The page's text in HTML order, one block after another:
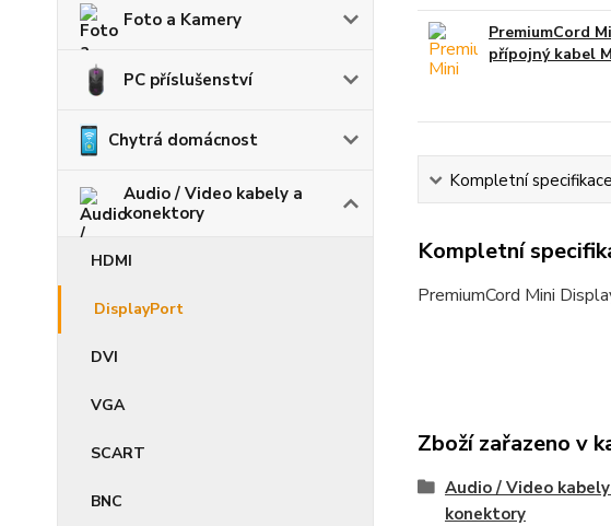
Foto a Kamery
PC příslušenství
Chytrá domácnost
Audio / Video kabely a
konektory
HDMI
DisplayPort
DVI
VGA
SCART
BNC
PremiumCord
přípojný kabel
Kompletní specifikace
Kompletní
PremiumCord Mini
Zboží zařazeno v
Audio / Video
konektory